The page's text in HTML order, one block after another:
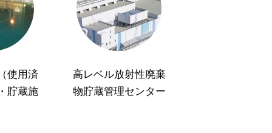
使用済
貯蔵施
高レベル放射性廃棄
物貯蔵管理センター